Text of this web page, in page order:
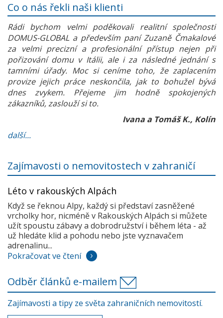
Co o nás řekli naši klienti
Rádi bychom velmi poděkovali realitní společnosti
DOMUS-GLOBAL a především paní Zuzaně Čmakalové
za velmi precizní a profesionální přístup nejen při
pořizování domu v Itálii, ale i za následné jednání s
tamními úřady. Moc si ceníme toho, že zaplacením
provize jejich práce neskončila, jak to bohužel bývá
dnes zvykem. Přejeme jim hodně spokojených
zákazníků, zaslouží si to.
Ivana a Tomáš K., Kolín
další...
Zajímavosti o nemovitostech v zahraničí
Léto v rakouských Alpách
Když se řeknou Alpy, každý si představí zasněžené
vrcholky hor, nicméně v Rakouských Alpách si můžete
užít spoustu zábavy a dobrodružství i během léta - až
už hledáte klid a pohodu nebo jste vyznavačem
adrenalinu...
Pokračovat ve čtení
Odběr článků e-mailem
Zajímavosti a tipy ze světa zahraničních nemovitostí.